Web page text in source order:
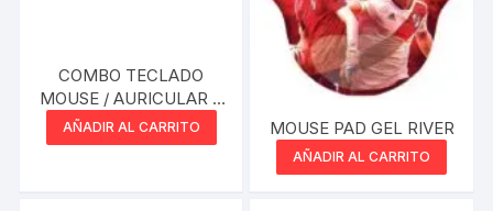
COMBO TECLADO
MOUSE / AURICULAR Y
PAD 4 EN 1 RGB
AÑADIR AL CARRITO MOUSE PAD GEL RIVER
AÑADIR AL CARRITO